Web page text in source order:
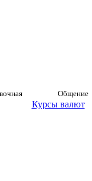
Общение
Курсы валют